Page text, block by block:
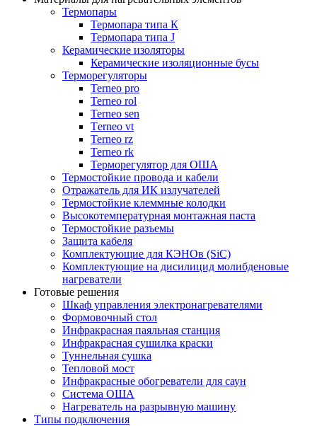
Термопары
Термопара типа К
Термопара типа J
Керамические изоляторы
Керамические изоляционные бусы
Терморегуляторы
Terneo pro
Terneo rol
Terneo sen
Тerneo vt
Terneo rz
Terneo rk
Терморегулятор для ОША
Термостойкие провода и кабели
Отражатель для ИК излучателей
Термостойкие клеммные колодки
Высокотемпературная монтажная паста
Термостойкие разъемы
Защита кабеля
Комплектующие для КЭНОв (SiC)
Комплектующие на дисилицид молибденовые
нагреватели
Готовые решения
Шкаф управления электронагревателями
Формовочный стол
Инфракрасная паяльная станция
Инфракрасная сушилка краски
Туннельная сушка
Тепловой мост
Инфракрасные обогреватели для саун
Система ОША
Нагреватель на разрывную машину
Типы подключения